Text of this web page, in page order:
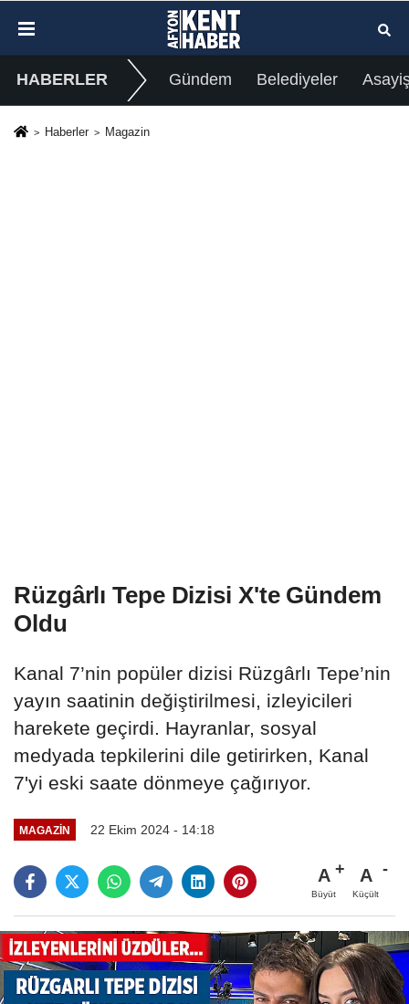
HABERLER Gündem Belediyeler
Haberler Magazin
Rüzgârlı Tepe Dizisi X'te Gündem
Oldu
Kanal 7’nin popüler dizisi Rüzgârlı Tepe’nin
yayın saatinin değiştirilmesi, izleyicileri
harekete geçirdi. Hayranlar, sosyal
medyada tepkilerini dile getirirken, Kanal
7'yi eski saate dönmeye çağırıyor.
MAGAZIN 22 Ekim 2024 - 14:18
A
Büyüt
A
Küçült